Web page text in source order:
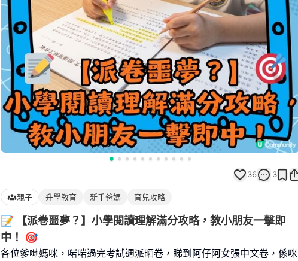
36 3
親子 升學教育 新手爸媽 育兒攻略
📝 【派卷噩夢？】小學閱讀理解滿分攻略，教小朋友一擊即
中！ 🎯
各位爹哋媽咪，啱啱過完考試週派晒卷，睇到阿仔阿女張中文卷，係咪